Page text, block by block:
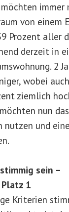
immer
von einem
Prozent aller
derzeit in
2
wobei
ziemlich
nun
nutzen und
sein –
1
Kriterien